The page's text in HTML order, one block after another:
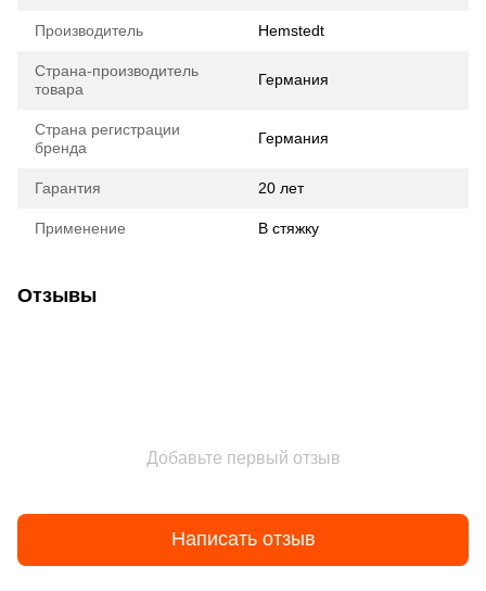
Производитель Hemstedt
Страна-производитель
товара
Германия
Страна регистрации
бренда
Германия
Гарантия 20 лет
Применение В стяжку
Отзывы
Добавьте первый отзыв
Написать отзыв